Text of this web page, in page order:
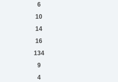
6
10
14
16
134
9
4